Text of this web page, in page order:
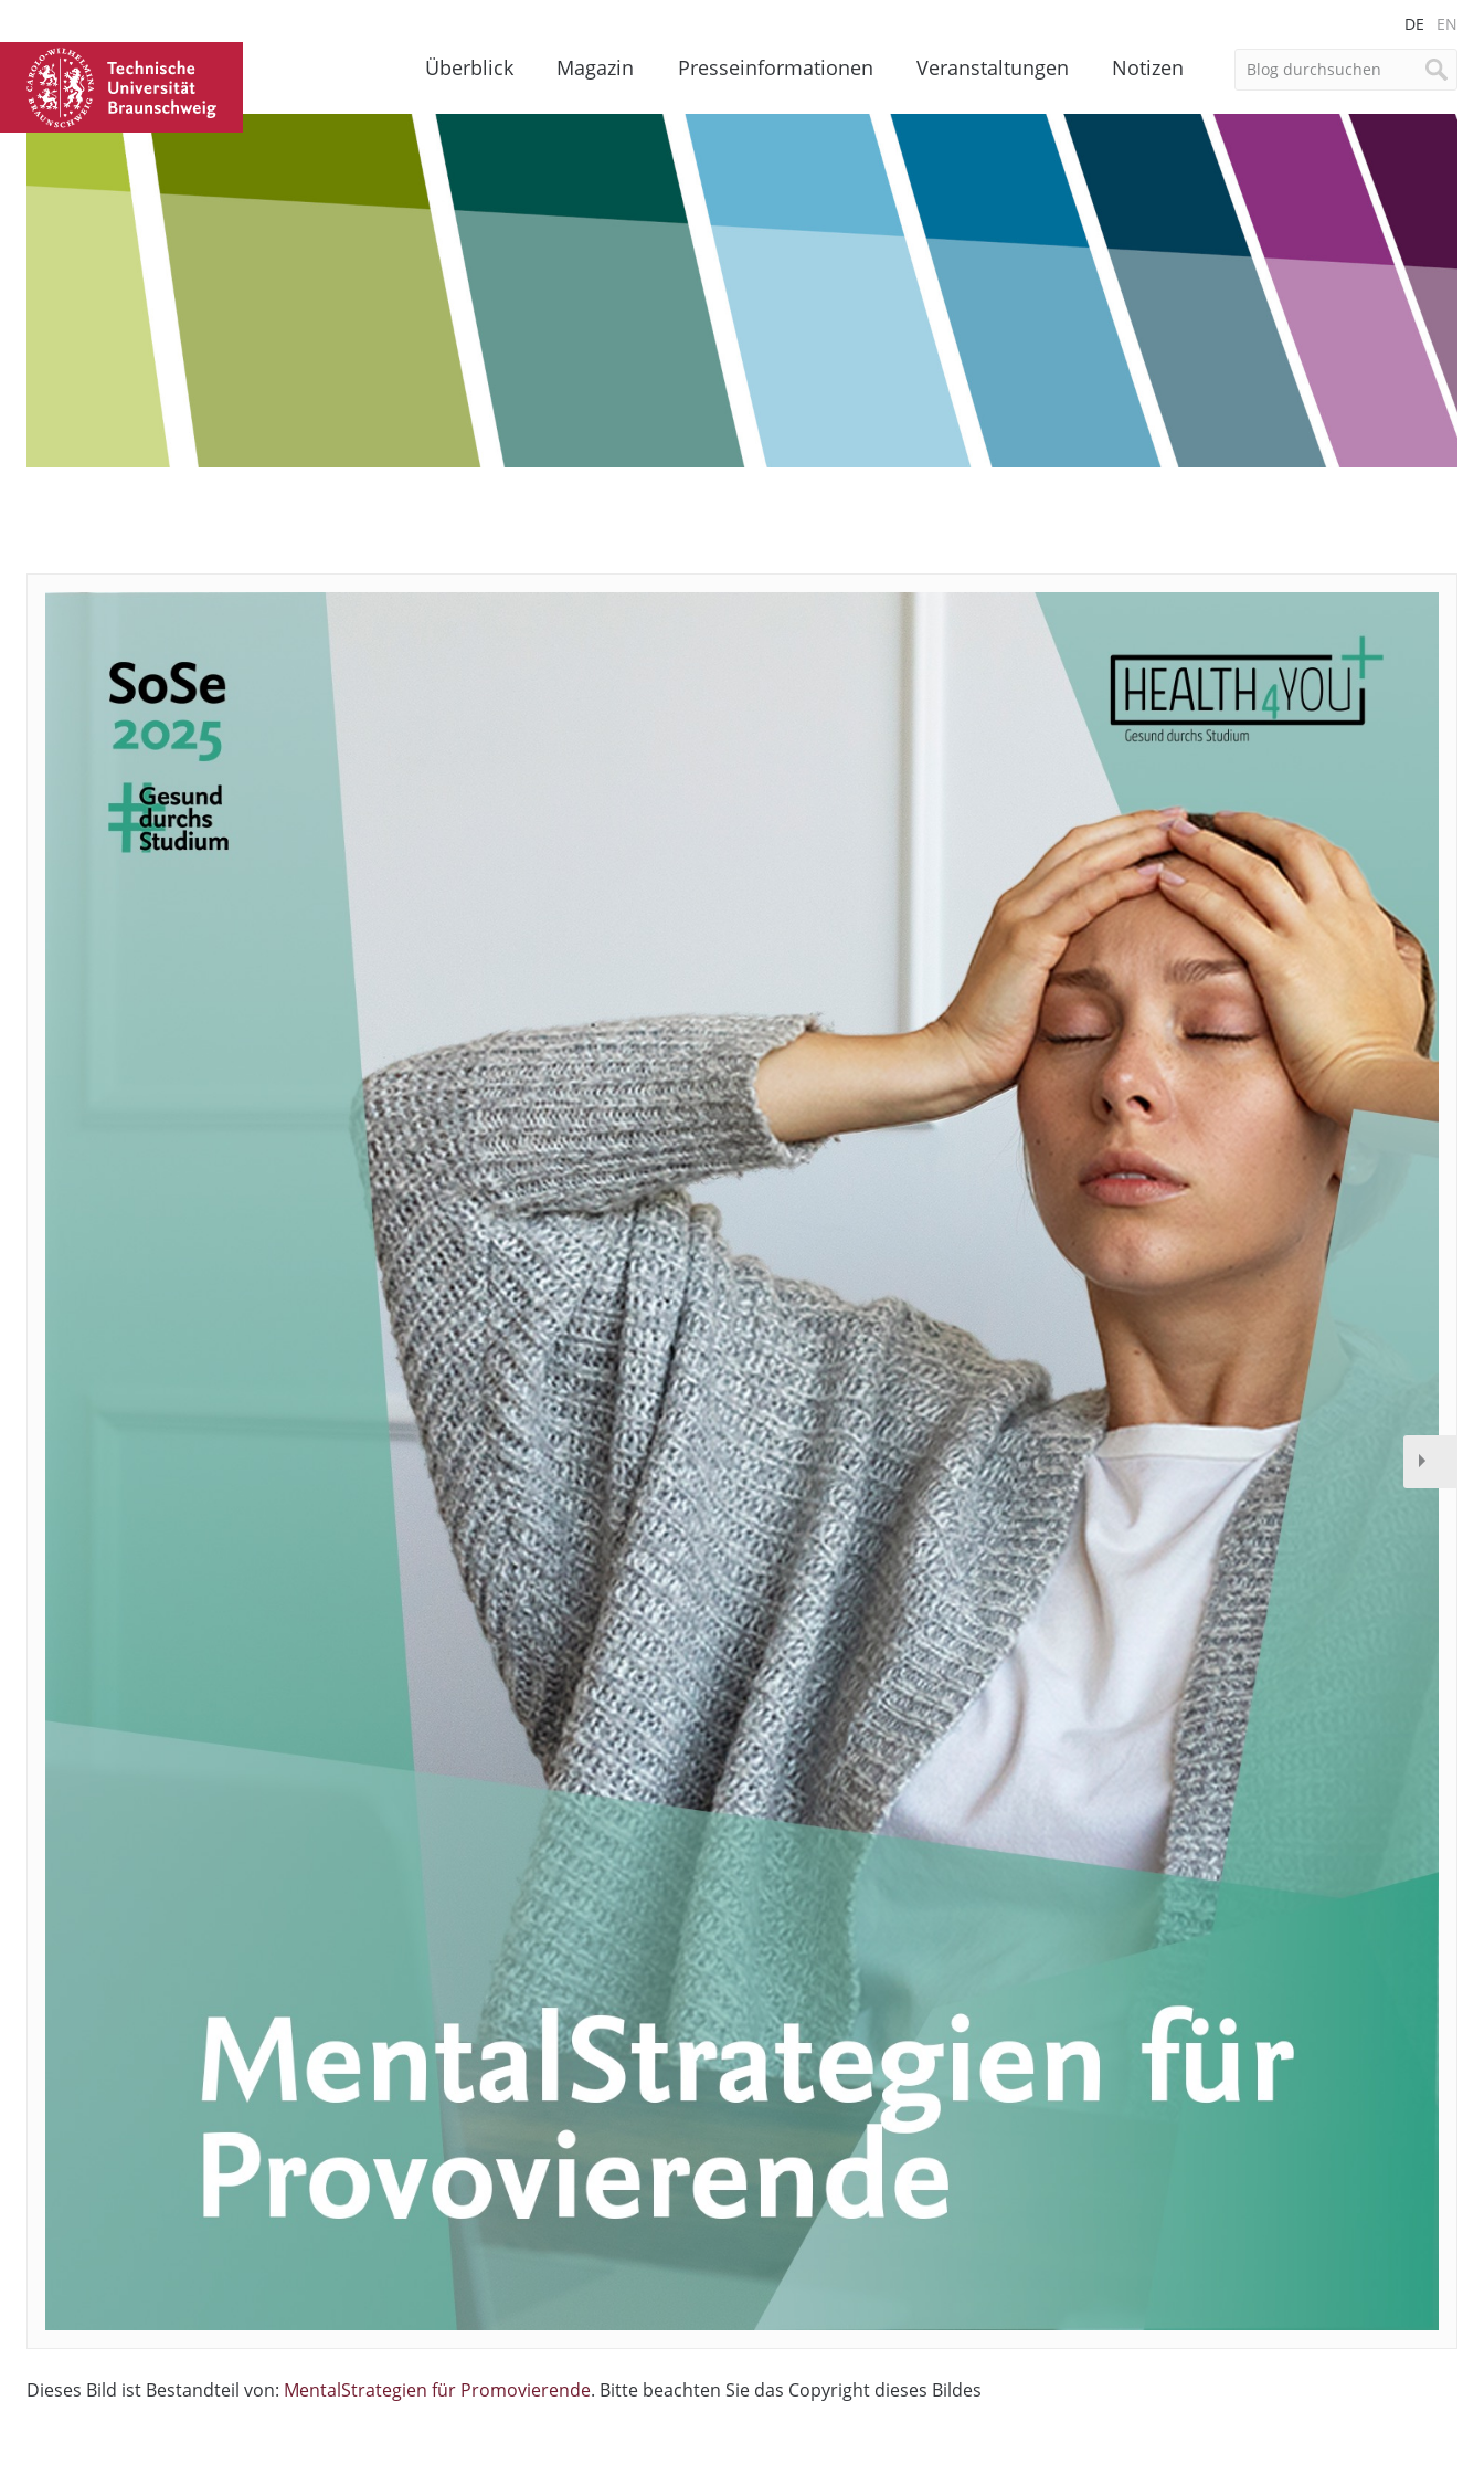
DE EN
Überblick Magazin Presseinformationen Veranstaltungen Notizen
Dieses Bild ist Bestandteil von: MentalStrategien für Promovierende. Bitte beachten Sie das Copyright dieses Bildes